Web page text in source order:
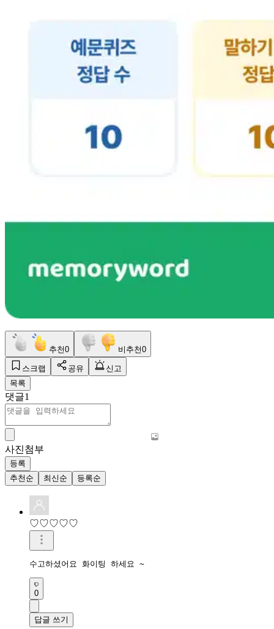
추천0 비추천0
스크랩 공유
신고
목록
댓글1
사진첨부
등록
추천순
최신순 등록순
♡♡♡♡♡
수고하셨어요 화이팅 하세요 ~
0
답글 쓰기